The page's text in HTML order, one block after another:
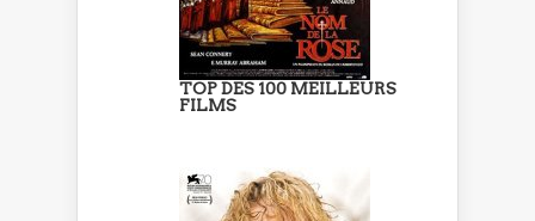
TOP DES 100 MEILLEURS
FILMS